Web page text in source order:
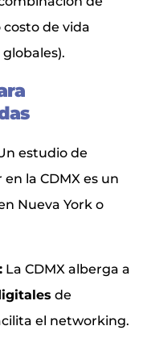
de vida
estudio de
la CDMX es un
Nueva York o
La CDMX alberga a
de
el networking.